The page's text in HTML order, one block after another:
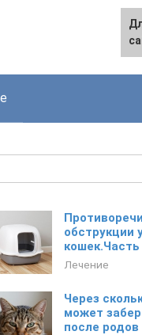
обструкции
кошек.Часть
Лечение
Через
может
после родов